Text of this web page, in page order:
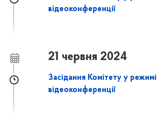
відеоконференції
21 червня 2024
Засідання Комітету у режимі
відеоконференції